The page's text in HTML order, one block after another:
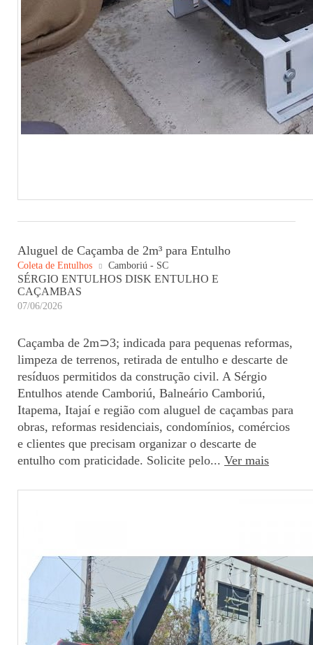
Aluguel de Caçamba de 2m³ para Entulho
Coleta de Entulhos Camboriú - SC
SÉRGIO ENTULHOS DISK ENTULHO E
CAÇAMBAS
07/06/2026
Caçamba de 2m⊃3; indicada para pequenas reformas,
limpeza de terrenos, retirada de entulho e descarte de
resíduos permitidos da construção civil. A Sérgio
Entulhos atende Camboriú, Balneário Camboriú,
Itapema, Itajaí e região com aluguel de caçambas para
obras, reformas residenciais, condomínios, comércios
e clientes que precisam organizar o descarte de
entulho com praticidade. Solicite pelo... Ver mais